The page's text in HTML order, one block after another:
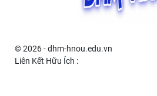
© 2026 - dhm-hnou.edu.vn
Liên Kết Hữu Ích :